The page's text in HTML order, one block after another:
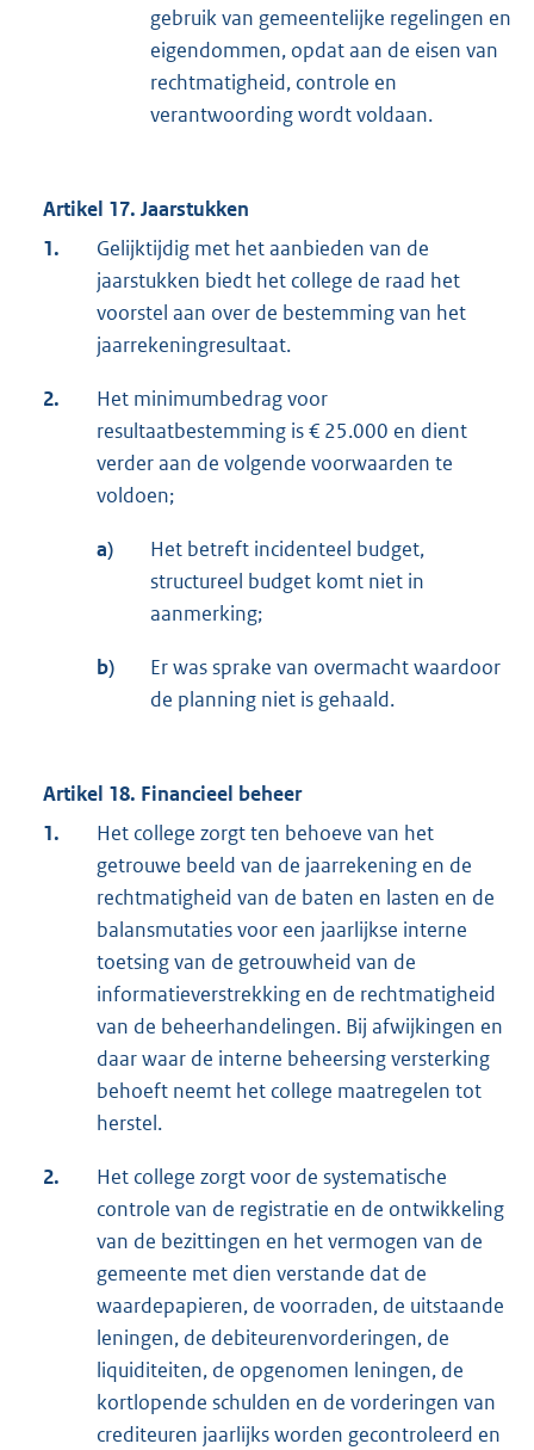
gebruik van gemeentelijke regelingen en
eigendommen, opdat aan de eisen van
rechtmatigheid, controle en
verantwoording wordt voldaan.
Artikel 17. Jaarstukken
1.
Gelijktijdig met het aanbieden van de
jaarstukken biedt het college de raad het
voorstel aan over de bestemming van het
jaarrekeningresultaat.
2.
Het minimumbedrag voor
resultaatbestemming is € 25.000 en dient
verder aan de volgende voorwaarden te
voldoen;
a)
Het betreft incidenteel budget,
structureel budget komt niet in
aanmerking;
b)
Er was sprake van overmacht waardoor
de planning niet is gehaald.
Artikel 18. Financieel beheer
1.
Het college zorgt ten behoeve van het
getrouwe beeld van de jaarrekening en de
rechtmatigheid van de baten en lasten en de
balansmutaties voor een jaarlijkse interne
toetsing van de getrouwheid van de
informatieverstrekking en de rechtmatigheid
van de beheerhandelingen. Bij afwijkingen en
daar waar de interne beheersing versterking
behoeft neemt het college maatregelen tot
herstel.
2.
Het college zorgt voor de systematische
controle van de registratie en de ontwikkeling
van de bezittingen en het vermogen van de
gemeente met dien verstande dat de
waardepapieren, de voorraden, de uitstaande
leningen, de debiteurenvorderingen, de
liquiditeiten, de opgenomen leningen, de
kortlopende schulden en de vorderingen van
crediteuren jaarlijks worden gecontroleerd en